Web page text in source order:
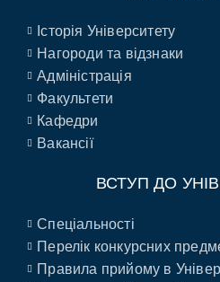
Історія Університету
Нагороди та відзнаки
Адміністрація
Факультети
Кафедри
Вакансії
ВСТУП ДО
Спеціальності
Перелік конкурсних
Правила прийому в